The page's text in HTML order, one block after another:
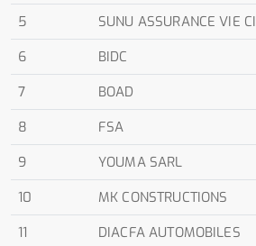
5
SUNU ASSURANCE VIE CI
6
BIDC
7
BOAD
8
FSA
9
YOUMA SARL
10
MK CONSTRUCTIONS
11
DIACFA AUTOMOBILES